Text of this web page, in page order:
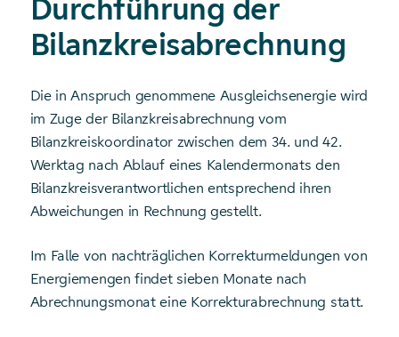
Durchführung der
Bilanzkreis­abrechnung
Die in Anspruch genommene Ausgleichsenergie wird
im Zuge der Bilanzkreisabrechnung vom
Bilanzkreiskoordinator zwischen dem 34. und 42.
Werktag nach Ablauf eines Kalendermonats den
Bilanzkreisverantwortlichen entsprechend ihren
Abweichungen in Rechnung gestellt.
Im Falle von nachträglichen Korrekturmeldungen von
Energiemengen findet sieben Monate nach
Abrechnungsmonat eine Korrekturabrechnung statt.